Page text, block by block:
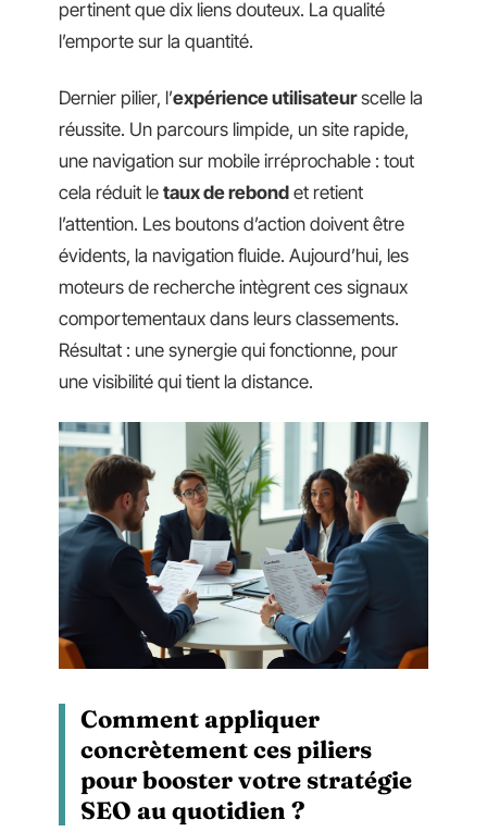
pertinent que dix liens douteux. La qualité
l’emporte sur la quantité.
Dernier pilier, l’expérience utilisateurscelle la
réussite. Un parcours limpide, un site rapide,
une navigation sur mobile irréprochable : tout
cela réduit le taux de rebond et retient
l’attention. Les boutons d’action doivent être
évidents, la navigation fluide. Aujourd’hui, les
moteurs de recherche intègrent ces signaux
comportementaux dans leurs classements.
Résultat : une synergie qui fonctionne, pour
une visibilité qui tient la distance.
Comment appliquer
concrètement ces piliers
pour booster votre stratégie
SEO au quotidien ?